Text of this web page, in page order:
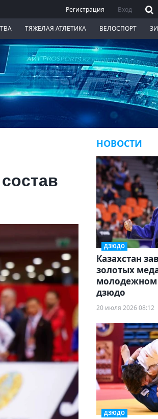
Регистрация Вход
ТЯЖЕЛАЯ АТЛЕТИКА ВЕЛОСПОРТ
НОВОСТИ
ДЗЮДО
Казахстан
золотых
молодежном
дзюдо
20 июля 2026 08:12
ДЗЮДО